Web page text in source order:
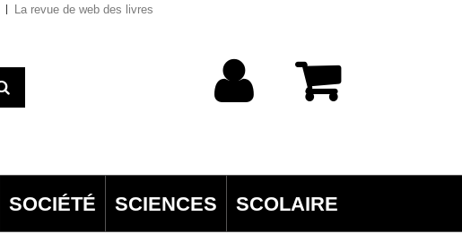
La revue de web des livres
SOCIÉTÉ SCIENCES SCOLAIRE